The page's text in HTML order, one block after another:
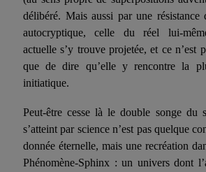
délibéré. Mais aussi par une résistance
autocryp­tique, celle du réel lui-
actuelle s’y trouve pro­jetée, et ce n’est
que de dire qu’elle y rencon­tre la
initiatique.
Peut-être cesse là le double songe du
s’atteint par science n’est pas quelque
donnée éter­nelle, mais une recréation
Phénomène-Sphinx : un univers dont